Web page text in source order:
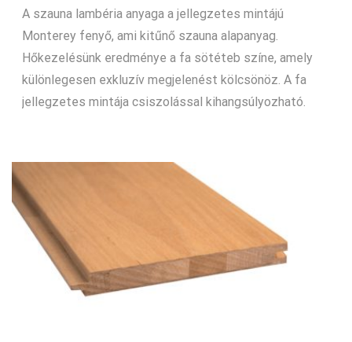
A szauna lambéria anyaga a jellegzetes mintájú
Monterey fenyő, ami kitűnő szauna alapanyag.
Hőkezelésünk eredménye a fa sötéteb színe, amely
különlegesen exkluzív megjelenést kölcsönöz. A fa
jellegzetes mintája csiszolással kihangsúlyozható.